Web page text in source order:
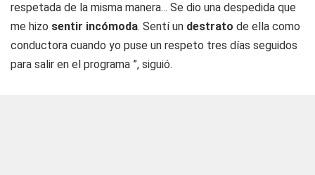
respetada de la misma manera... Se dio una despedida que
me hizo sentir incómoda. Sentí un destrato de ella como
conductora cuando yo puse un respeto tres días seguidos
para salir en el programa ”, siguió.